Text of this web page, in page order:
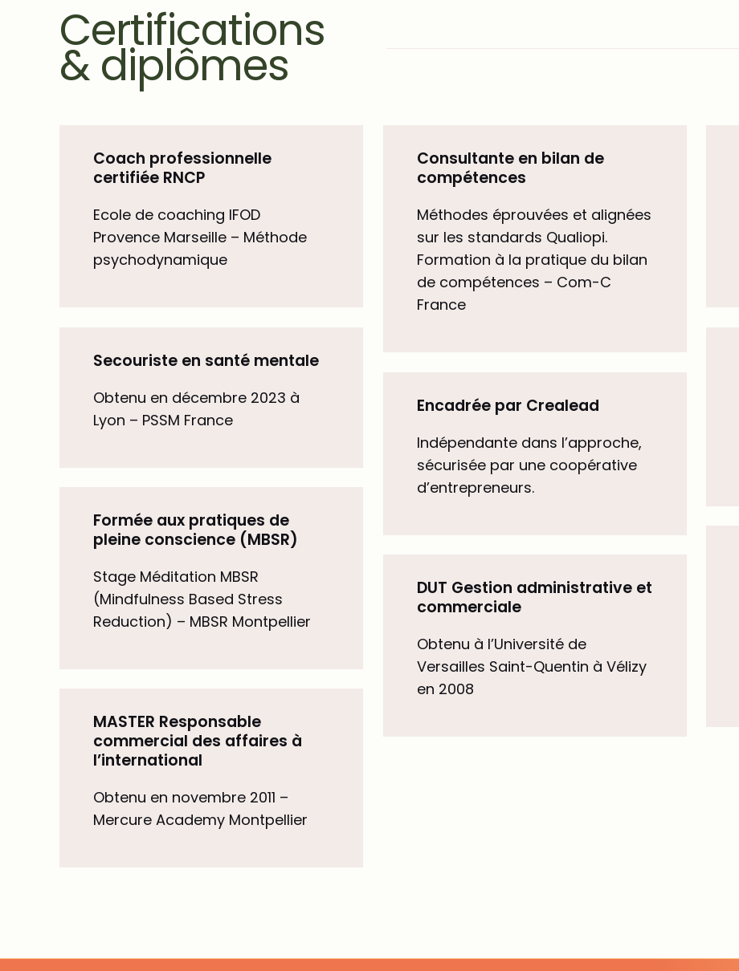
Certifications
& diplômes
Coach professionnelle
certifiée RNCP
Ecole de coaching IFOD
Provence Marseille – Méthode
psychodynamique
Consultante en bilan de
compétences
Méthodes éprouvées et alignées
sur les standards Qualiopi.
Formation à la pratique du bilan
de compétences – Com-C
France
Secouriste en santé mentale
Obtenu en décembre 2023 à
Lyon – PSSM France
Encadrée par Crealead
Indépendante dans l’approche,
sécurisée par une coopérative
d’entrepreneurs.
Formée aux pratiques de
pleine conscience (MBSR)
Stage Méditation MBSR
(Mindfulness Based Stress
Reduction) – MBSR Montpellier
DUT Gestion administrative et
commerciale
Obtenu à l’Université de
Versailles Saint-Quentin à Vélizy
en 2008
MASTER Responsable
commercial des affaires à
l’international
Obtenu en novembre 2011 –
Mercure Academy Montpellier